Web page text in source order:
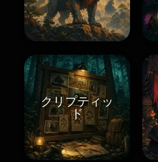
クリプティッ
ド